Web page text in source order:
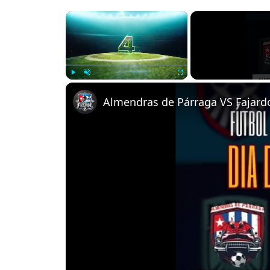
×
Almendras de Párraga VS